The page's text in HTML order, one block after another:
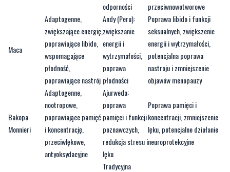
odporności
przeciwnowotworowe
Maca
Adaptogenne,
zwiększające energię,
poprawiające libido,
wspomagające
płodność,
poprawiające nastrój
Andy (Peru):
zwiększanie
energii i
wytrzymałości,
poprawa
płodności
Poprawa libido i funkcji
seksualnych, zwiększenie
energii i wytrzymałości,
potencjalna poprawa
nastroju i zmniejszenie
objawów menopauzy
Bakopa
Monnieri
Adaptogenne,
nootropowe,
poprawiające pamięć
i koncentrację,
przeciwlękowe,
antyoksydacyjne
Ajurweda:
poprawa
pamięci i funkcji
poznawczych,
redukcja stresu i
lęku
Poprawa pamięci i
koncentracji, zmniejszenie
lęku, potencjalne działanie
neuroprotekcyjne
Tradycyjna